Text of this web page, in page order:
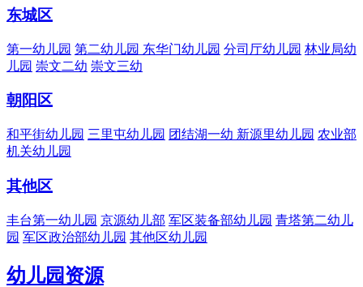
东城区
第一幼儿园 第二幼儿园 东华门幼儿园 分司厅幼儿园 林业局幼
儿园 崇文二幼 崇文三幼
朝阳区
和平街幼儿园 三里屯幼儿园 团结湖一幼 新源里幼儿园 农业部
机关幼儿园
其他区
丰台第一幼儿园 京源幼儿部 军区装备部幼儿园 青塔第二幼儿
园 军区政治部幼儿园 其他区幼儿园
幼儿园资源